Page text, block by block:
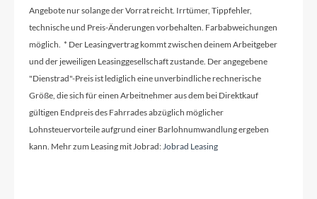
Angebote nur solange der Vorrat reicht. Irrtümer, Tippfehler,
technische und Preis-Änderungen vorbehalten. Farbabweichungen
möglich. * Der Leasingvertrag kommt zwischen deinem Arbeitgeber
und der jeweiligen Leasinggesellschaft zustande. Der angegebene
"Dienstrad"-Preis ist lediglich eine unverbindliche rechnerische
Größe, die sich für einen Arbeitnehmer aus dem bei Direktkauf
gültigen Endpreis des Fahrrades abzüglich möglicher
Lohnsteuervorteile aufgrund einer Barlohnumwandlung ergeben
kann. Mehr zum Leasing mit Jobrad:Jobrad Leasing